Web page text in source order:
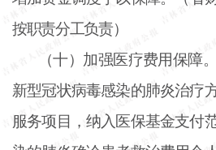
按职责分工负责）
（十）加强医疗费用保障
新型冠状病毒感染的肺炎治疗
服务项目，纳入医保基金支付